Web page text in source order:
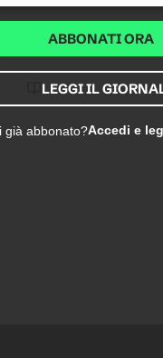
BOGA INAFFERRABILE, DAVID
ABBONATI ORA
LEGGI IL
già abbonato?Accedi e